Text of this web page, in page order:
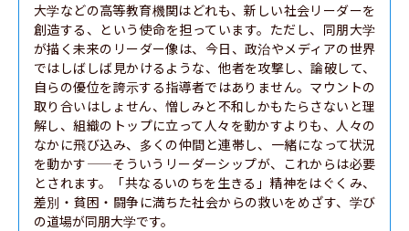
大学などの高等教育機関はどれも、新しい社会リーダーを
創造する、という使命を担っています。ただし、同朋大学
が描く未来のリーダー像は、今日、政治やメディアの世界
ではしばしば見かけるような、他者を攻撃し、論破して、
自らの優位を誇示する指導者ではありません。マウントの
取り合いはしょせん、憎しみと不和しかもたらさないと理
解し、組織のトップに立って人々を動かすよりも、人々の
なかに飛び込み、多くの仲間と連帯し、一緒になって状況
を動かす——そういうリーダーシップが、これからは必要
とされます。「共なるいのちを生きる」精神をはぐくみ、
差別・貧困・闘争に満ちた社会からの救いをめざす、学び
の道場が同朋大学です。